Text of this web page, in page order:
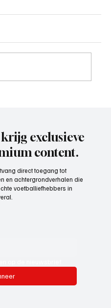
exclusieve
content.
direct toegang tot
en achtergrondverhalen die
voetballiefhebbers in